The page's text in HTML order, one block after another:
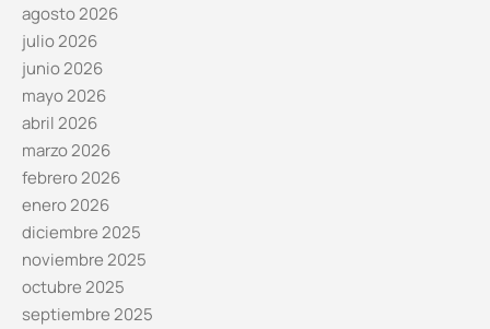
agosto 2026
julio 2026
junio 2026
mayo 2026
abril 2026
marzo 2026
febrero 2026
enero 2026
diciembre 2025
noviembre 2025
octubre 2025
septiembre 2025